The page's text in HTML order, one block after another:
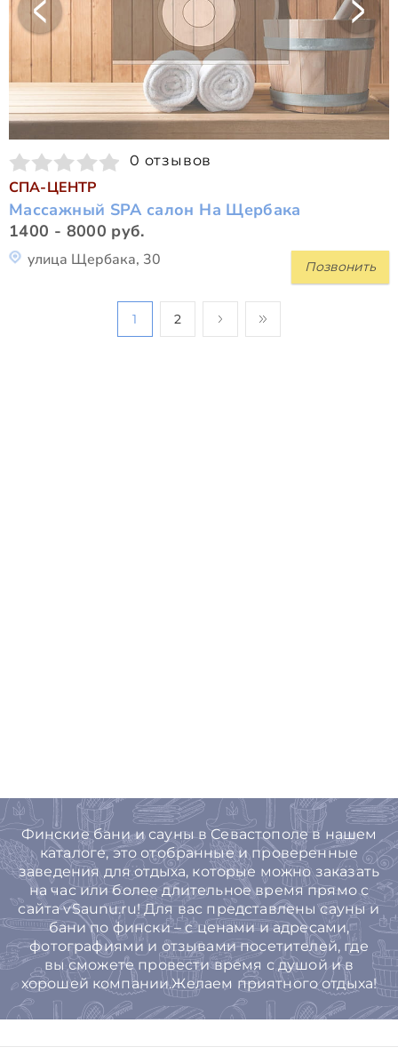
0 отзывов
СПА-ЦЕНТР
Массажный SPA салон На Щербака
1400 - 8000 руб.
Позвонить
улица Щербака, 30
1 2
Финские бани и сауны в Севастополе в нашем
каталоге, это отобранные и проверенные
заведения для отдыха, которые можно заказать
на час или более длительное время прямо с
сайта vSaunu.ru! Для вас представлены сауны и
бани по фински – с ценами и адресами,
фотографиями и отзывами посетителей, где
вы сможете провести время с душой и в
хорошей компании.Желаем приятного отдыха!